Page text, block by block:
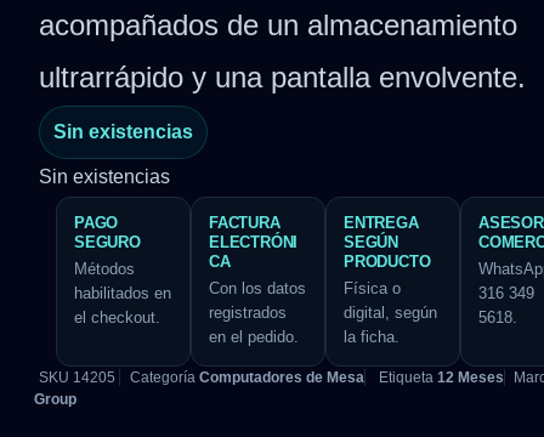
acompañados de un almacenamiento
ultrarrápido y una pantalla envolvente.
Sin existencias
Sin existencias
PAGO
SEGURO
Métodos
habilitados en
el checkout.
FACTURA
ELECTRÓNI
CA
Con los datos
registrados
en el pedido.
ENTREGA
SEGÚN
PRODUCTO
Física o
digital, según
la ficha.
316 349
5618.
SKU 14205 Categoría Computadores de Mesa Etiqueta 12 Meses
Group